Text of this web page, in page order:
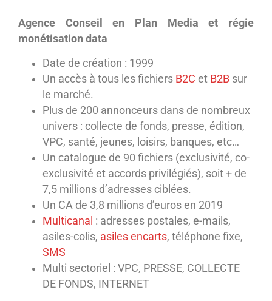
Agence Conseil en Plan Media et régie
monétisation data
Date de création : 1999
Un accès à tous les fichiers B2C et B2B sur
le marché.
Plus de 200 annonceurs dans de nombreux
univers : collecte de fonds, presse, édition,
VPC, santé, jeunes, loisirs, banques, etc…
Un catalogue de 90 fichiers (exclusivité, co-
exclusivité et accords privilégiés), soit + de
7,5 millions d’adresses ciblées.
Un CA de 3,8 millions d’euros en 2019
Multicanal : adresses postales, e-mails,
asiles-colis, asiles encarts, téléphone fixe,
SMS
Multi sectoriel : VPC, PRESSE, COLLECTE
DE FONDS, INTERNET